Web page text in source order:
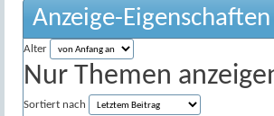
Anzeige-Eigenschaften
Alter
Nur Themen
Sortiert nach